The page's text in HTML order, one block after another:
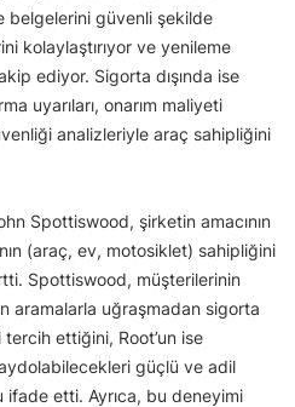
belgelerini güvenli şekilde
kolaylaştırıyor ve yenileme
ediyor. Sigorta dışında ise
uyarıları, onarım maliyeti
analizleriyle araç sahipliğini
Spottiswood, şirketin amacının
(araç, ev, motosiklet) sahipliğini
Spottiswood, müşterilerinin
aramalarla uğraşmadan sigorta
ettiğini, Root’un ise
güçlü ve adil
etti. Ayrıca, bu deneyimi